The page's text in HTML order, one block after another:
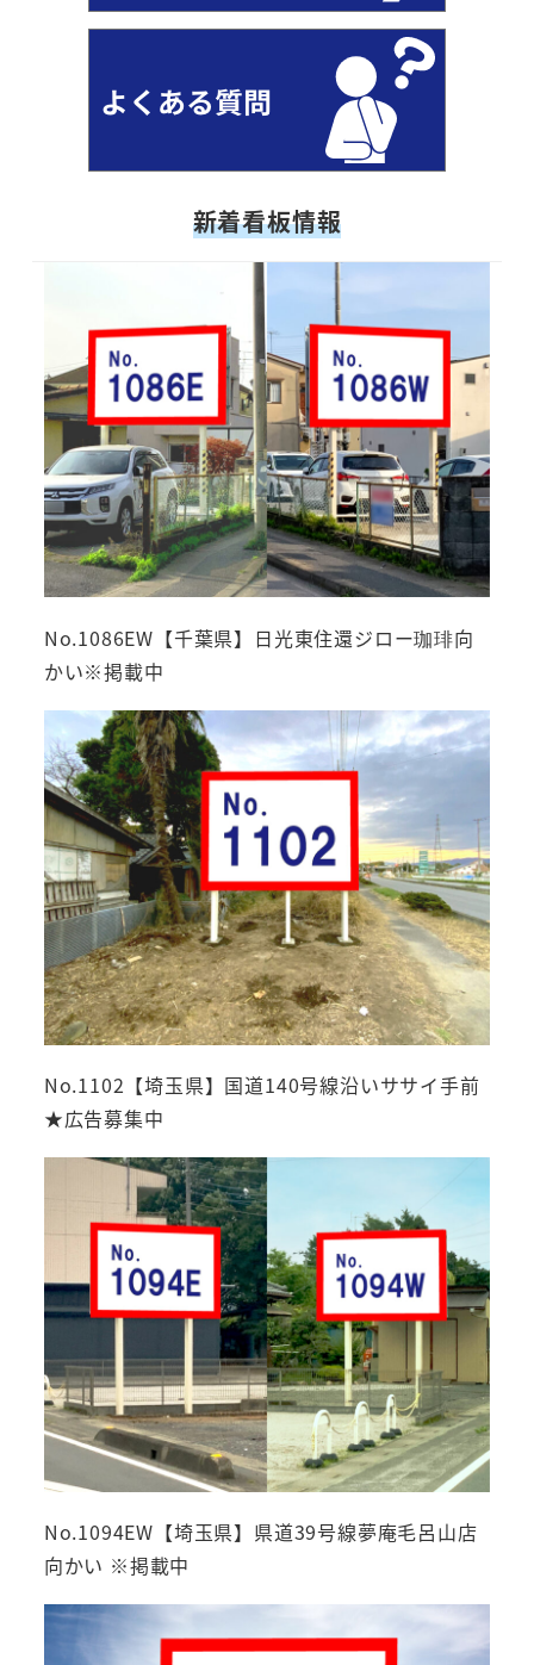
新着看板情報
No.1086EW【千葉県】日光東住還ジロー珈琲向
かい※掲載中
No.1102【埼玉県】国道140号線沿いササイ手前
★広告募集中
No.1094EW【埼玉県】県道39号線夢庵毛呂山店
向かい ※掲載中